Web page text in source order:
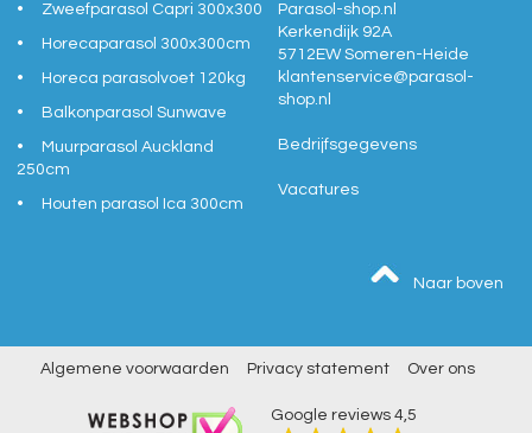
Zweefparasol Capri 300x300
Horecaparasol 300x300cm
Horeca parasolvoet 120kg
Balkonparasol Sunwave
Muurparasol Auckland
250cm
Houten parasol Ica 300cm
Parasol-shop.nl
Kerkendijk 92A
5712EW Someren-Heide
klantenservice@parasol-
shop.nl
Bedrijfsgegevens
Vacatures
Naar boven
Algemene voorwaarden Privacy statement Over ons
Google reviews 4,5